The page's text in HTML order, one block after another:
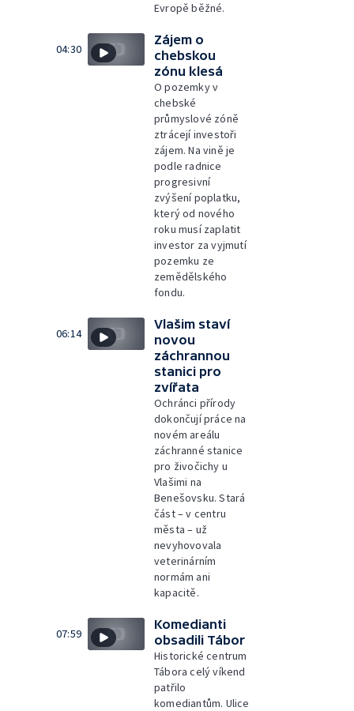
Evropě běžné.
04:30
Zájem o
chebskou
zónu klesá
O pozemky v
chebské
průmyslové zóně
ztrácejí investoři
zájem. Na vině je
podle radnice
progresivní
zvýšení poplatku,
který od nového
roku musí zaplatit
investor za vyjmutí
pozemku ze
zemědělského
fondu.
06:14
Vlašim staví
novou
záchrannou
stanici pro
zvířata
Ochránci přírody
dokončují práce na
novém areálu
záchranné stanice
pro živočichy u
Vlašimi na
Benešovsku. Stará
část – v centru
města – už
nevyhovovala
veterinárním
normám ani
kapacitě.
07:59
Komedianti
obsadili Tábor
Historické centrum
Tábora celý víkend
patřilo
komediantům. Ulice